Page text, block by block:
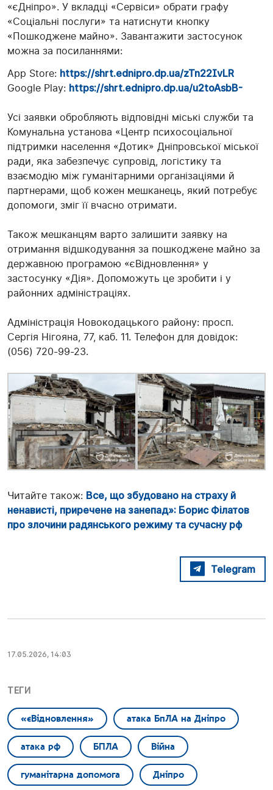
«єДніпро». У вкладці «Сервіси» обрати графу
«Соціальні послуги» та натиснути кнопку
«Пошкоджене майно». Завантажити застосунок
можна за посиланнями:
App Store: https://shrt.ednipro.dp.ua/zTn22IvLR
Google Play: https://shrt.ednipro.dp.ua/u2toAsbB-
Усі заявки обробляють відповідні міські служби та
Комунальна установа «Центр психосоціальної
підтримки населення «Дотик» Дніпровської міської
ради, яка забезпечує супровід, логістику та
взаємодію між гуманітарними організаціями й
партнерами, щоб кожен мешканець, який потребує
допомоги, зміг її вчасно отримати.
Також мешканцям варто залишити заявку на
отримання відшкодування за пошкоджене майно за
державною програмою «єВідновлення» у
застосунку «Дія». Допоможуть це зробити і у
районних адміністраціях.
Адміністрація Новокодацького району: просп.
Сергія Нігояна, 77, каб. 11. Телефон для довідок:
(056) 720-99-23.
Читайте також: Все, що збудовано на страху й
ненависті, приречене на занепад»: Борис Філатов
про злочини радянського режиму та сучасну рф
Telegram
17.05.2026, 14:03
ТЕГИ
«єВідновлення» атака БпЛА на Дніпро
атака рф БПЛА Війна
гуманітарна допомога Дніпро